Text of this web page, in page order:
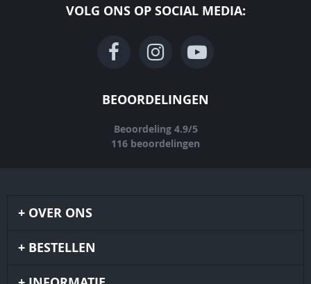
VOLG ONS OP SOCIAL MEDIA:
BEOORDELINGEN
Beoordeling 4.9/5
116 beoordelingen
OVER ONS
BESTELLEN